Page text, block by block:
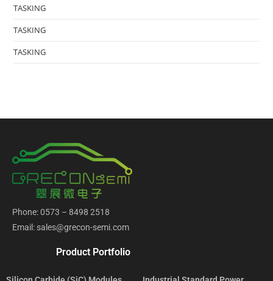
TASKING
TASKING
TASKING
Phone: 0573 – 8498 2518
Email: sales@grecon-semi.com
Product Portfolio